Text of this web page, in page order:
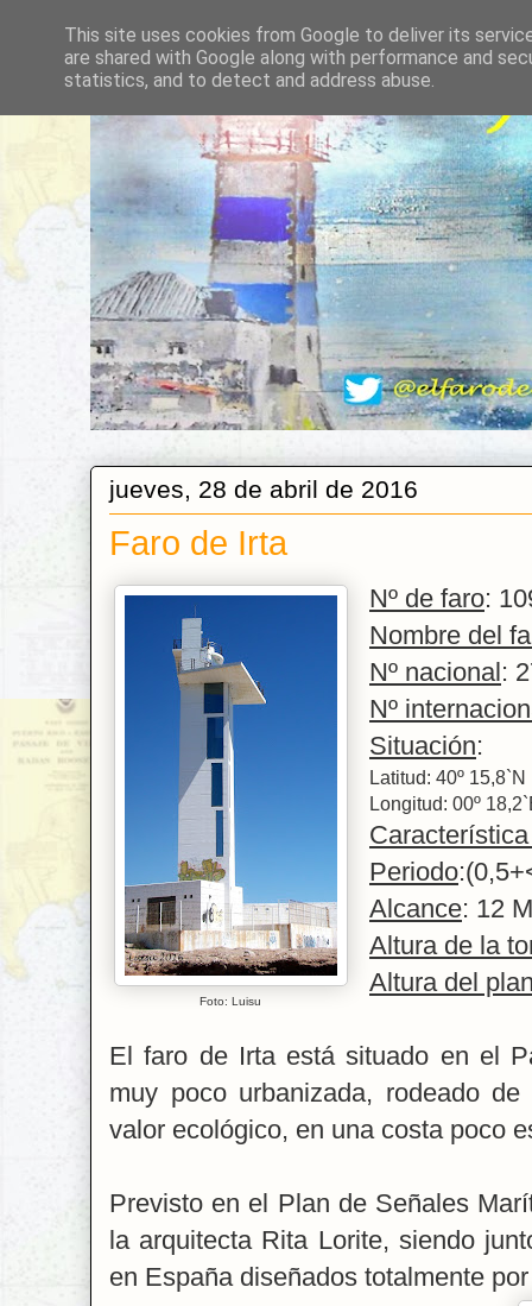
jueves, 28 de abril de 2016
Faro de Irta
Foto: Luisu
Nº de faro:
Nombre del
Nº nacional:
Nº
Situación:
Latitud: 40º 15,8`N
Longitud: 00º
Periodo
Alcance: 12
Altura de la
Altura del
El faro de Irta está situado en el
muy poco urbanizada, rodeado
valor ecológico, en una costa poco
Previsto en el Plan de Señales
la arquitecta Rita Lorite, siendo
en España diseñados totalmente
This site uses cookies from Google to deliver its
are shared with Google along with performance and
statistics, and to detect and address abuse.